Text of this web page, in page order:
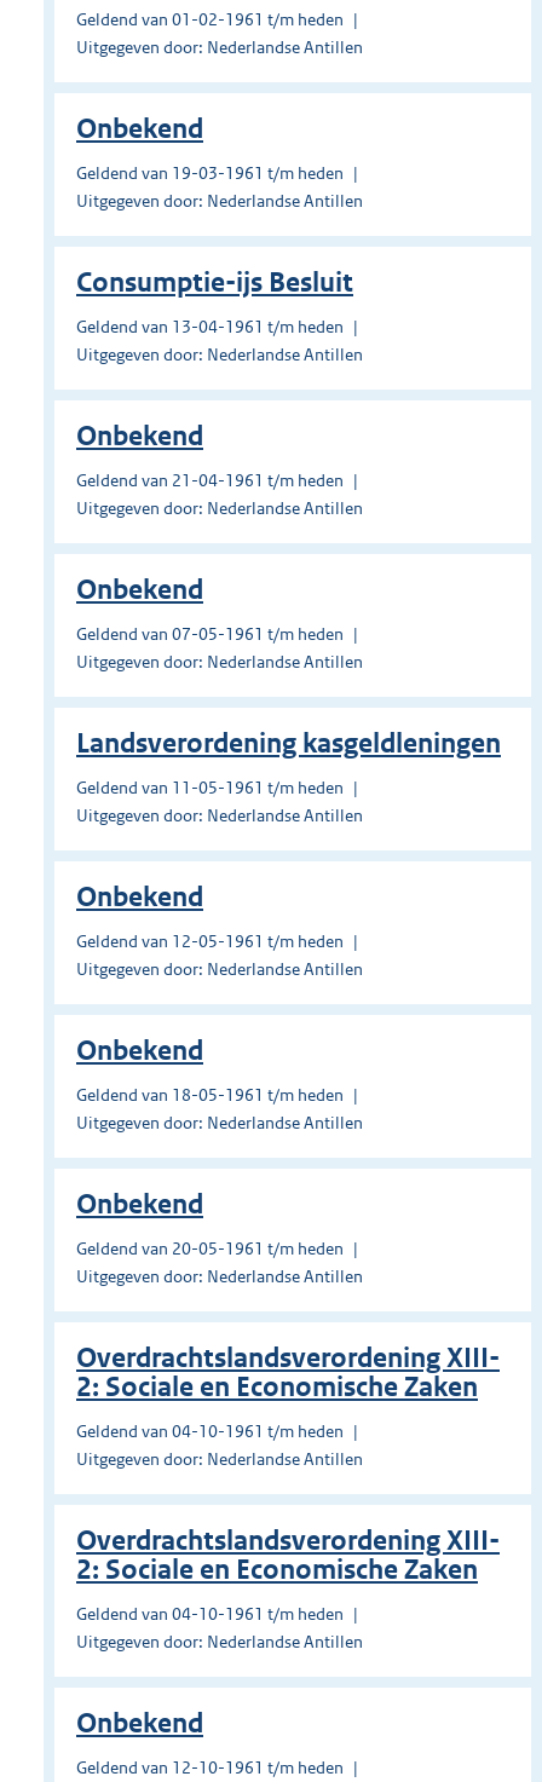
Geldend van 01-02-1961 t/m heden
Uitgegeven door: Nederlandse Antillen
Onbekend
Geldend van 19-03-1961 t/m heden
Uitgegeven door: Nederlandse Antillen
Consumptie-ijs Besluit
Geldend van 13-04-1961 t/m heden
Uitgegeven door: Nederlandse Antillen
Onbekend
Geldend van 21-04-1961 t/m heden
Uitgegeven door: Nederlandse Antillen
Onbekend
Geldend van 07-05-1961 t/m heden
Uitgegeven door: Nederlandse Antillen
Landsverordening kasgeldleningen
Geldend van 11-05-1961 t/m heden
Uitgegeven door: Nederlandse Antillen
Onbekend
Geldend van 12-05-1961 t/m heden
Uitgegeven door: Nederlandse Antillen
Onbekend
Geldend van 18-05-1961 t/m heden
Uitgegeven door: Nederlandse Antillen
Onbekend
Geldend van 20-05-1961 t/m heden
Uitgegeven door: Nederlandse Antillen
Overdrachtslandsverordening XIII-
2: Sociale en Economische Zaken
Geldend van 04-10-1961 t/m heden
Uitgegeven door: Nederlandse Antillen
Overdrachtslandsverordening XIII-
2: Sociale en Economische Zaken
Geldend van 04-10-1961 t/m heden
Uitgegeven door: Nederlandse Antillen
Onbekend
Geldend van 12-10-1961 t/m heden